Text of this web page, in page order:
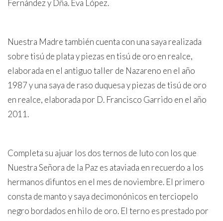
Fernández y Dña. Eva López.
Nuestra Madre también cuenta con una saya realizada
sobre tisú de plata y piezas en tisú de oro en realce,
elaborada en el antiguo taller de Nazareno en el año
1987 y una saya de raso duquesa y piezas de tisú de oro
en realce, elaborada por D. Francisco Garrido en el año
2011.
Completa su ajuar los dos ternos de luto con los que
Nuestra Señora de la Paz es ataviada en recuerdo a los
hermanos difuntos en el mes de noviembre. El primero
consta de manto y saya decimonónicos en terciopelo
negro bordados en hilo de oro. El terno es prestado por